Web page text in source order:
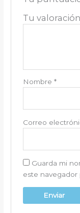
Tu valoración
Nombre *
Correo
Guarda mi
este navegador